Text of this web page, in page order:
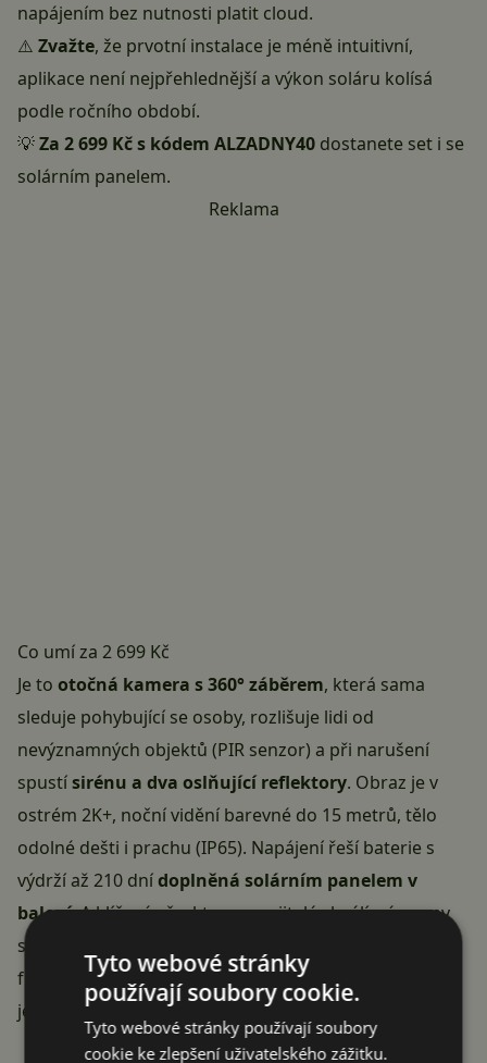
napájením bez nutnosti platit cloud.
⚠️ Zvažte, že prvotní instalace je méně intuitivní,
aplikace není nejpřehlednější a výkon soláru kolísá
podle ročního období.
💡Za 2 699 Kč s kódem ALZADNY40 dostanete set i se
solárním panelem.
Reklama
Co umí za 2 699 Kč
Je to otočná kamera s 360° záběrem, která sama
sleduje pohybující se osoby, rozlišuje lidi od
nevýznamných objektů (PIR senzor) a při narušení
spustísirénu a dva oslňující reflektory. Obraz je v
ostrém 2K+, noční vidění barevné do 15 metrů, tělo
odolné dešti i prachu (IP65). Napájení řeší baterie s
výdrží až 210 dnídoplněná solárním panelem v
balení. A klíčová věc, kterou majitelé chválí: záznamy
se ukládají na
funguje plnohodnotně i bez placeného cloudu – cloud
je jen volitelný bonus.
Tyto webové stránky
používají soubory cookie.
Tyto webové stránky používají soubory
cookie ke zlepšení uživatelského zážitku.